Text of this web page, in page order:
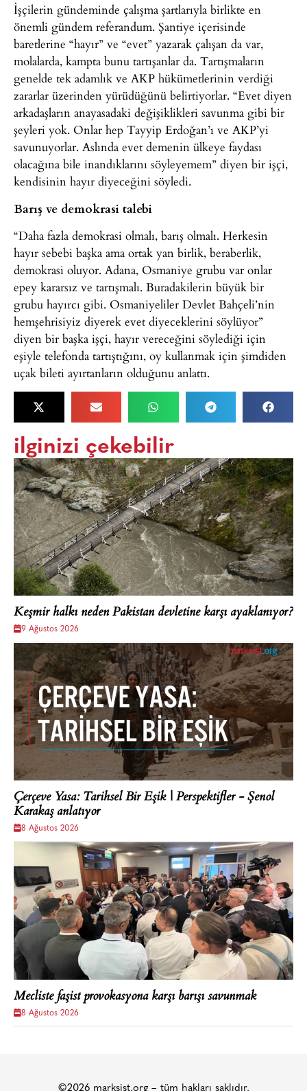
İşçilerin gündeminde çalışma şartlarıyla birlikte en
önemli gündem referandum. Şantiye içerisinde
baretlerine “hayır” ve “evet” yazarak çalışan da var,
molalarda, kampta bunu tartışanlar da. Tartışmaların
genelde tek adamlık ve AKP hükümetlerinin verdiği
zararlar üzerinden yürüdüğünü belirtiyorlar. “Evet diyen
arkadaşların anayasadaki değişiklikleri savunma gibi bir
şeyleri yok. Onlar hep Tayyip Erdoğan’ı ve AKP’yi
savunuyorlar. Aslında evet demenin ülkeye faydası
olacağına bile inandıklarını söyleyemem” diyen bir işçi,
kendisinin hayır diyeceğini söyledi.
Barış ve demokrasi talebi
“Daha fazla demokrasi olmalı, barış olmalı. Herkesin
hayır sebebi başka ama ortak yan birlik, beraberlik,
demokrasi oluyor. Adana, Osmaniye grubu var onlar
epey kararsız ve tartışmalı. Buradakilerin büyük bir
grubu hayırcı gibi. Osmaniyeliler Devlet Bahçeli’nin
hemşehrisiyiz diyerek evet diyeceklerini söylüyor”
diyen bir başka işçi, hayır vereceğini söylediği için
eşiyle telefonda tartıştığını, oy kullanmak için şimdiden
uçak bileti ayırtanların olduğunu anlattı.
ilginizi çekebilir
Keşmir halkı neden Pakistan devletine karşı ayaklanıyor?
9 Ağustos 2026
Çerçeve Yasa: Tarihsel Bir Eşik | Perspektifler - Şenol
Karakaş anlatıyor
8 Ağustos 2026
Mecliste faşist provokasyona karşı barışı savunmak
8 Ağustos 2026
©2026 marksist.org – tüm hakları saklıdır.